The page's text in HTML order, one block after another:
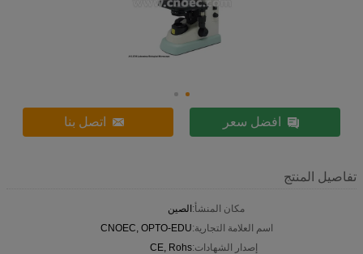
افضل سعر اتصل بنا
تفاصيل المنتج
مكان المنشأ:الصين
اسم العلامة التجارية:CNOEC, OPTO-EDU
إصدار الشهادات:CE, Rohs